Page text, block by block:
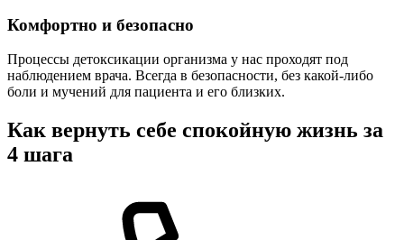
Комфортно и безопасно
Процессы детоксикации организма у нас проходят под
наблюдением врача. Всегда в безопасности, без какой-либо
боли и мучений для пациента и его близких.
Как вернуть себе спокойную жизнь за
4 шага